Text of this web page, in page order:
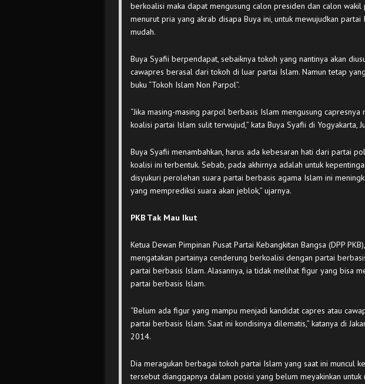
berkoalisi maka dapat mengusung calon presiden dan calon wakil
menurut pria yang akrab disapa Buya ini, untuk mewujudkan
mudah.
Buya Syafii berpendapat, sebaiknya tokoh yang nantinya akan
cawapres berasal dari tokoh di luar partai Islam. Namun tetap
buku “Tokoh Islam Non Parpol”.
“Jika masing-masing parpol berbasis Islam mengusung capresnya
koalisi partai Islam sulit terwujud,” kata Buya Syafii di Yogyakarta,
Buya Syafii menambahkan, harus ada kebesaran hati dari partai
koalisi ini terbentuk. Sebab, pada akhirnya adalah untuk
disyukuri perolehan suara partai berbasis agama Islam ini
yang memprediksi suara akan jeblok,” ujarnya.
PKB Tak Mau Ikut
Ketua Dewan Pimpinan Pusat Partai Kebangkitan Bangsa (DPP
mengatakan partainya cenderung berkoalisi dengan partai
partai berbasis Islam. Alasannya, ia tidak melihat figur yang bisa
partai berbasis Islam.
“Belum ada figur yang mampu menjadi kandidat capres atau
partai berbasis Islam. Saat ini kondisinya dilematis,” katanya di
2014.
Dia meragukan berbagai tokoh partai Islam yang saat ini muncul
tersebut dianggapnya dalam posisi yang belum meyakinkan untuk